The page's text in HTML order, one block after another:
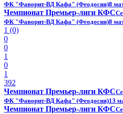
ФК "Фаворит-ВД Кафа" (Феодосия)8
Чемпионат Премьер-лиги КФС
ФК "Фаворит-ВД Кафа" (Феодосия)8
1 (0)
0
0
1
0
1
392
Чемпионат Премьер-лиги КФС
ФК "Фаворит-ВД Кафа" (Феодосия)13
Чемпионат Премьер-лиги КФС